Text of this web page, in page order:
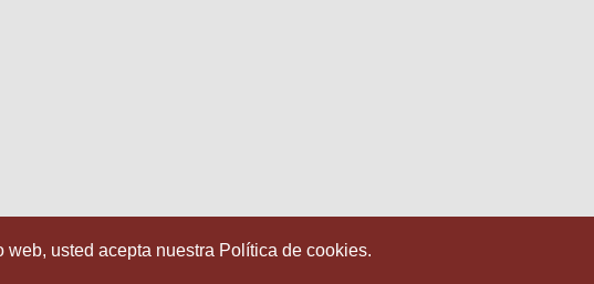
usted acepta nuestra Política de cookies.